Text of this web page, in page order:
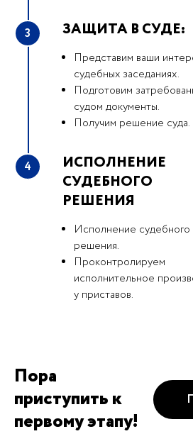
3 ЗАЩИТА В СУДЕ:
Представим ваши
судебных заседаниях.
Подготовим
судом документы.
Получим решение суда.
4
ИСПОЛНЕНИЕ
СУДЕБНОГО
РЕШЕНИЯ
Исполнение судебного
решения.
Проконтролируем
исполнительное
у приставов.
Пора
приступить к
первому этапу!